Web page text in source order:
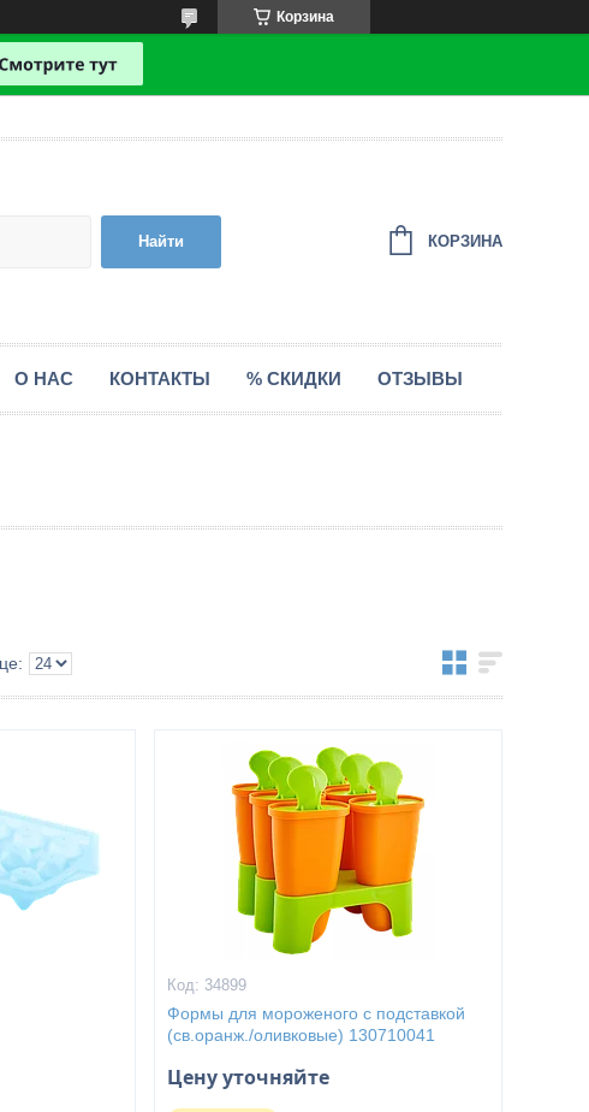
Корзина
Найти КОРЗИНА
О НАС КОНТАКТЫ % СКИДКИ ОТЗЫВЫ
34899
Формы для мороженого с подставкой
(св.оранж./оливковые) 130710041
Цену уточняйте